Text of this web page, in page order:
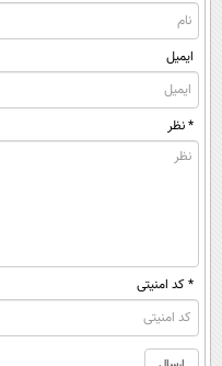
ایمیل
* نظر
* کد امنیتی